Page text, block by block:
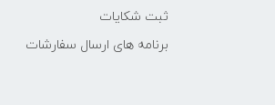
ثبت شکایات
برنامه های ارسال سفارشات